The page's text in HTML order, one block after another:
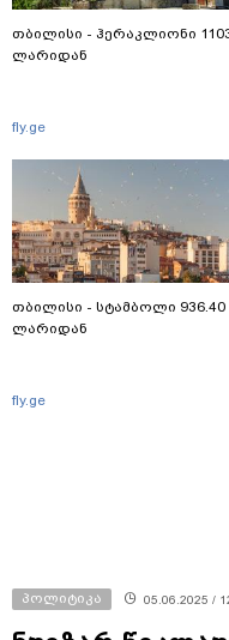
თბილისი - ჰერაკლიონი
ლარიდან
fly.ge
თბილისი - სტამბოლი 936.40
ლარიდან
fly.ge
პოლიტიკა 05.06.2025 /